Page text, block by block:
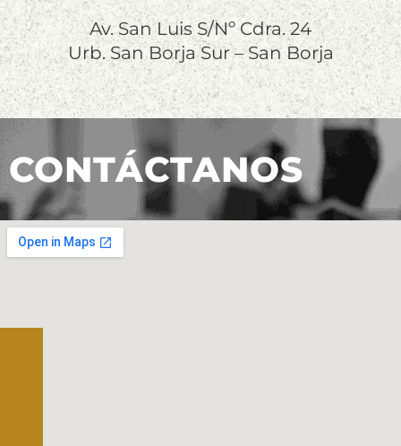
Av. San Luis S/Nº Cdra. 24
Urb. San Borja Sur – San Borja
CONTÁCTANOS